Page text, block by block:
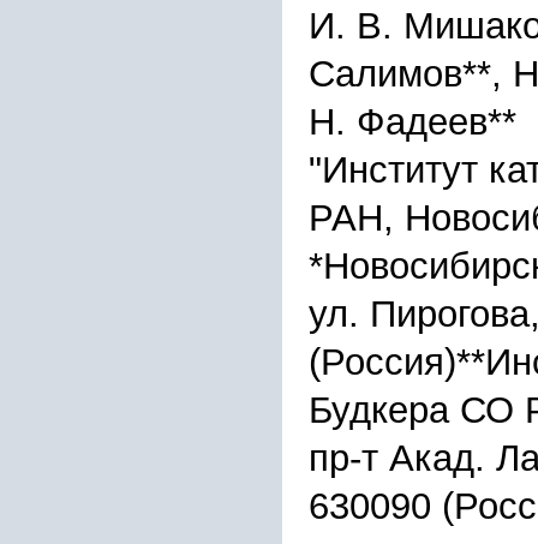
И. В.
Салимов**,
Н. Фадеев**
"Институт
РАН,
ул.
Будкера СО
пр-т Акад.
630090